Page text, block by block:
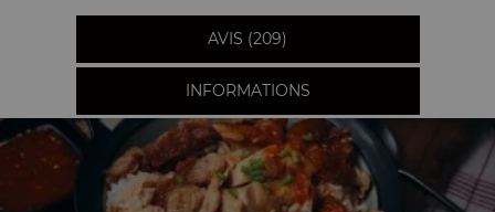
AVIS (209)
INFORMATIONS